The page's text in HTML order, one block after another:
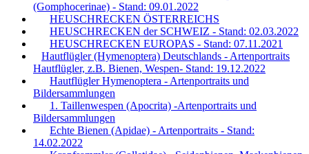
(Gomphocerinae) - Stand: 09.01.2022
HEUSCHRECKEN ÖSTERREICHS
HEUSCHRECKEN der SCHWEIZ - Stand: 02.03.2022
HEUSCHRECKEN EUROPAS - Stand: 07.11.2021
Hautflügler (Hymenoptera) Deutschlands - Artenportraits
Hautflügler, z.B. Bienen, Wespen- Stand: 19.12.2022
Hautflügler Hymenoptera - Artenportraits und
Bildersammlungen
1. Taillenwespen (Apocrita) -Artenportraits und
Bildersammlungen
Echte Bienen (Apidae) - Artenportraits - Stand:
14.02.2022